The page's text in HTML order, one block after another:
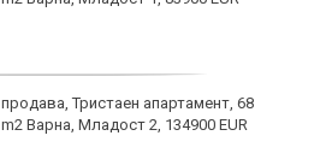
продава, Тристаен апартамент, 68
m2 Варна, Младост 2, 134900 EUR